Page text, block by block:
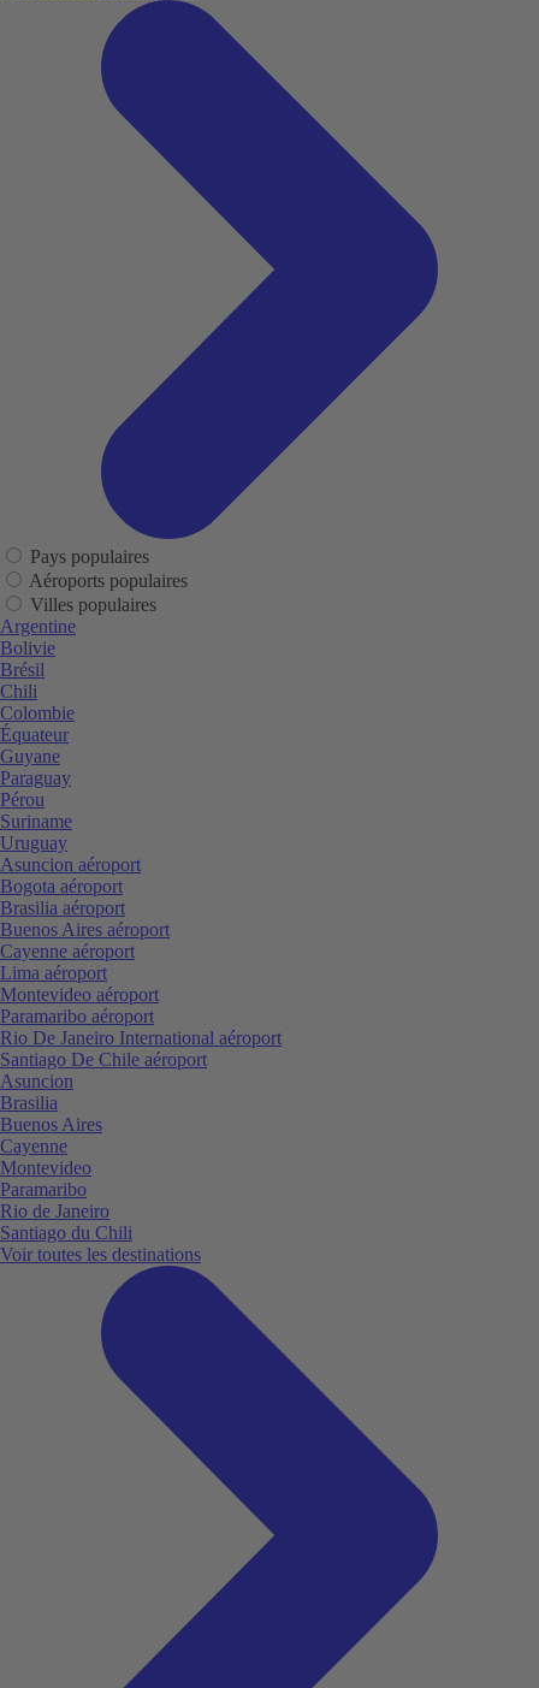
Pays populaires
Aéroports populaires
Villes populaires
Argentine
Bolivie
Brésil
Chili
Colombie
Équateur
Guyane
Paraguay
Pérou
Suriname
Uruguay
Asuncion aéroport
Bogota aéroport
Brasilia aéroport
Buenos Aires aéroport
Cayenne aéroport
Lima aéroport
Montevideo aéroport
Paramaribo aéroport
Rio De Janeiro International aéroport
Santiago De Chile aéroport
Asuncion
Brasilia
Buenos Aires
Cayenne
Montevideo
Paramaribo
Rio de Janeiro
Santiago du Chili
Voir toutes les destinations